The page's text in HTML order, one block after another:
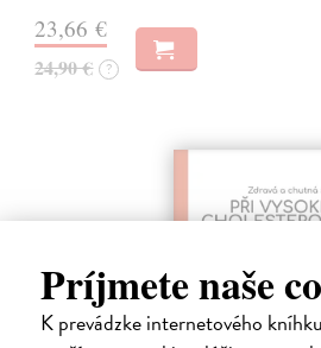
Príjmete naše
K prevádzke internetového
23,66 €
24,90 € ?